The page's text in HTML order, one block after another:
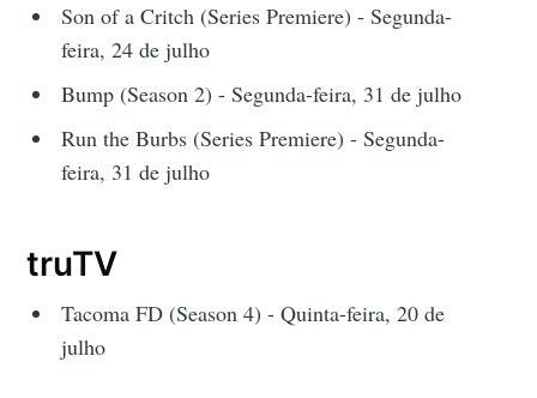
Son of a Critch (Series Premiere) - Segunda-
feira, 24 de julho
Bump (Season 2) - Segunda-feira, 31 de julho
Run the Burbs (Series Premiere) - Segunda-
feira, 31 de julho
truTV
Tacoma FD (Season 4) - Quinta-feira, 20 de
julho